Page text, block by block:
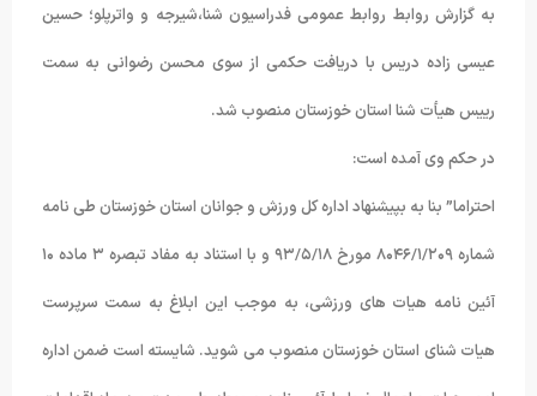
به گزارش روابط روابط عمومی فدراسیون شنا،شیرجه و واترپلو؛ حسین
عیسی زاده دریس با دریافت حکمی از سوی محسن رضوانی به سمت
رییس هیأت شنا استان خوزستان منصوب شد.
در حکم وی آمده است:
احتراما” بنا به بپیشنهاد اداره کل ورزش و جوانان استان خوزستان طی نامه
شماره ۸۰۴۶/۱/۲۰۹ مورخ ۹۳/۵/۱۸ و با استناد به مفاد تبصره ۳ ماده ۱۰
آئین نامه هیات های ورزشی، به موجب این ابلاغ به سمت سرپرست
هیات شنای استان خوزستان منصوب می شوید. شایسته است ضمن اداره